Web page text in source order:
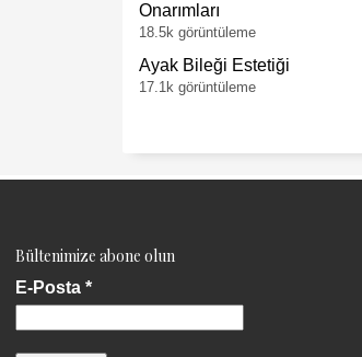
Onarımları
18.5k görüntüleme
Ayak Bileği Estetiği
17.1k görüntüleme
Bültenimize abone olun
E-Posta *